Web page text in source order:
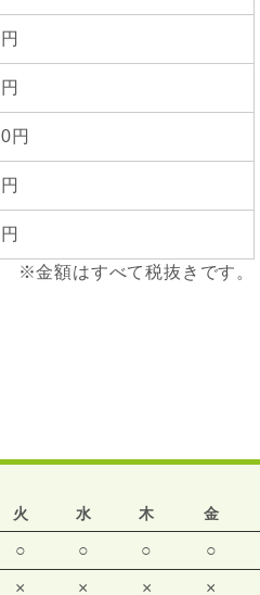
円
※金額はすべて税抜きです。
火 水 木 金
○ ○ ○ ○
× × × ×